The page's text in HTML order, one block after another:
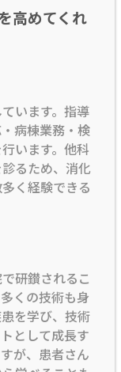
高めてくれ
います。指導
病棟業務・検
います。他科
るため、消化
く経験できる
研鑚されるこ
くの技術も身
を学び、技術
として成長す
が、患者さん